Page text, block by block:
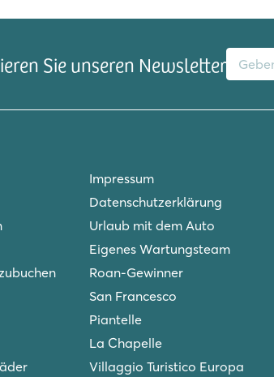
Sie unseren Newsletter
E-Mail-Adresse
Impressum
Datenschutzerklärung
Urlaub mit dem Auto
Eigenes Wartungsteam
Roan-Gewinner
San Francesco
Piantelle
La Chapelle
Villaggio Turistico Europa